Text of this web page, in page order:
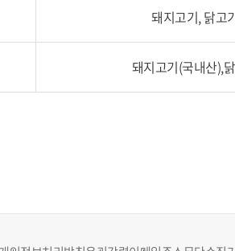
돼지고기, 닭고
돼지고기(국내산),